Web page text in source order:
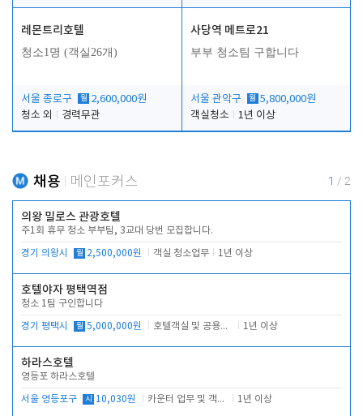
레몬트리호텔
청소1명 (객실26개)
서울 종로구 월 2,600,000원
청소 외
경력무관
사당역 메트로21
부부 청소팀 구합니다
서울 관악구 월 5,800,000원
객실청소
1년 이상
채용 메인포커스 1 / 2
의왕 밀로스 관광호텔
주1회 휴무 청소 부부팀, 3교대 당번 모집합니다.
경기 의왕시 월 2,500,000원 객실 청소업무 1년 이상
호텔야자 평택역점
청소 1팀 구인합니다
경기 평택시 월 5,000,000원 호텔객실 및 공용시설 청소 관리 1년 이상
하라스호텔
영등포 하라스호텔
서울 영등포구 시 10,030원 카운터 업무 및 객실관리(청소상태 확인, 객실판매) 1년 이상